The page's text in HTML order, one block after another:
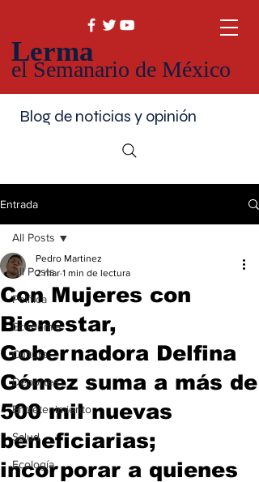
Lerma
el Semanario de México
Blog de noticias y opinión
Entrada
All Posts
Política
Economía
Cultura
Deportes
Entretenimiento
Salud
Ecología
All Posts
Con Mujeres con
Bienestar,
Gobernadora Delfina
Gómez suma a más de
500 mil nuevas
beneficiarias;
incorporar a quienes
Pedro Martinez
2 mar 1 min de lectura